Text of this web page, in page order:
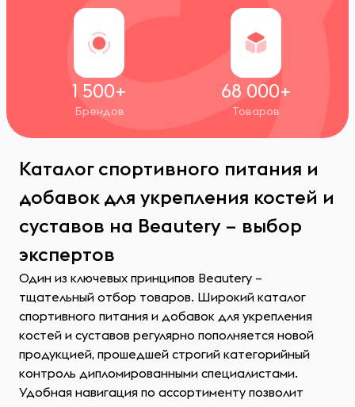
1 500+
Брендов
68 000+
Товаров
Каталог спортивного питания и
добавок для укрепления костей и
суставов на Beautery – выбор
экспертов
Один из ключевых принципов Beautery –
тщательный отбор товаров. Широкий каталог
спортивного питания и добавок для укрепления
костей и суставов регулярно пополняется новой
продукцией, прошедшей строгий категорийный
контроль дипломированными специалистами.
Удобная навигация по ассортименту позволит